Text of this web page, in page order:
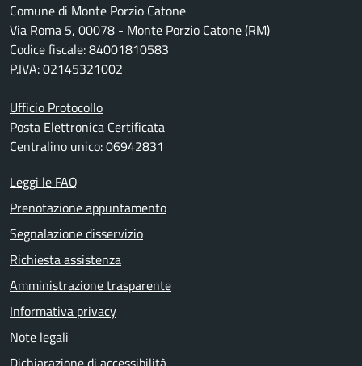
Comune di Monte Porzio Catone
Via Roma 5, 00078 - Monte Porzio Catone (RM)
Codice fiscale: 84001810583
P.IVA: 02145321002
Ufficio Protocollo
Posta Elettronica Certificata
Centralino unico: 06942831
Leggi le FAQ
Prenotazione appuntamento
Segnalazione disservizio
Richiesta assistenza
Amministrazione trasparente
Informativa privacy
Note legali